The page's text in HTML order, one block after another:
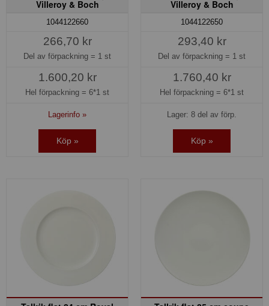
Villeroy & Boch
1044122660
266,70 kr
Del av förpackning = 1 st
1.600,20 kr
Hel förpackning = 6*1 st
Lagerinfo »
Köp »
Villeroy & Boch
1044122650
293,40 kr
Del av förpackning = 1 st
1.760,40 kr
Hel förpackning = 6*1 st
Lager: 8 del av förp.
Köp »